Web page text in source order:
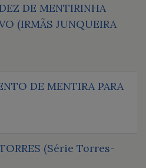
DE MENTIRINHA
(IRMÃS JUNQUEIRA
DE MENTIRA PARA
(Série Torres-